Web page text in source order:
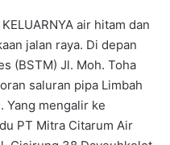
air hitam dan
jalan raya. Di depan
(BSTM) Jl. Moh. Toha
saluran pipa Limbah
Yang mengalir ke
PT Mitra Citarum Air